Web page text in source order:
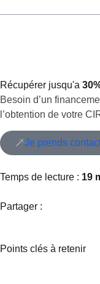
Récupérer jusqu'a
Besoin d’un
l’obtention de votre
Je prends
Temps de lecture : 19
Partager :
Points clés à retenir